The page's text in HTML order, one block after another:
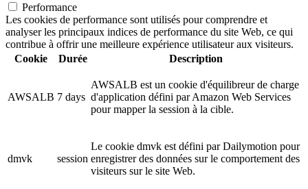
Performance
Les cookies de performance sont utilisés pour comprendre et
analyser les principaux indices de performance du site Web, ce qui
contribue à offrir une meilleure expérience utilisateur aux visiteurs.
Cookie
Durée Description
AWSALB 7 days
AWSALB est un cookie d'équilibreur de charge
d'application défini par Amazon Web Services
pour mapper la session à la cible.
dmvk session
Le cookie dmvk est défini par Dailymotion pour
enregistrer des données sur le comportement des
visiteurs sur le site Web.